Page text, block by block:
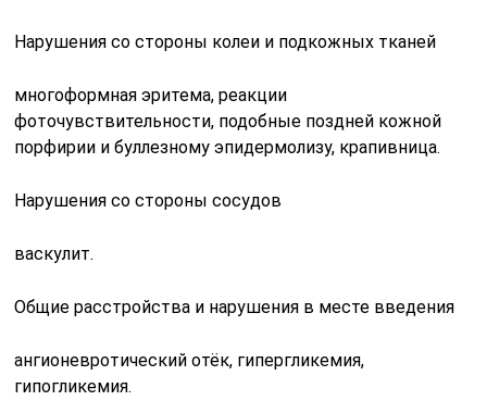
Нарушения со стороны колеи и подкожных тканей
многоформная эритема, реакции
фоточувствительности, подобные поздней кожной
порфирии и буллезному эпидермолизу, крапивница.
Нарушения со стороны сосудов
васкулит.
Общие расстройства и нарушения в месте введения
ангионевротический отёк, гипергликемия,
гипогликемия.